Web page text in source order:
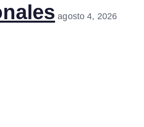
agosto 4, 2026